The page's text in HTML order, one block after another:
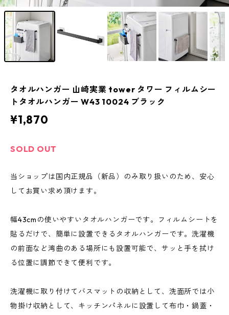
タオルハンガー 山崎実業 tower タワー フィルムシー
トタオルハンガー W43 10024 ブラック
¥1,870
SOLD OUT
当ショップは国内正規品（新品）のみ取り扱いのため、安心
してお買い求め頂けます。
幅43cmの使いやすいタオルハンガーです。フィルムシートを
貼るだけで、簡単に設置できるタオルハンガーです。洗濯機
の前面など湾曲のある場所にも設置可能で、サッと手を拭け
る位置に調節できて便利です。
洗濯機に取り付けてバスマットの収納として、洗面所では小
物掛け収納として、キッチンパネルに設置して布巾・鍋蓋・